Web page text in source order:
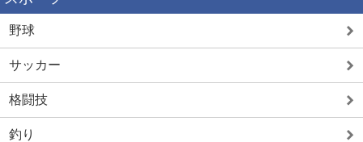
野球
サッカー
格闘技
釣り